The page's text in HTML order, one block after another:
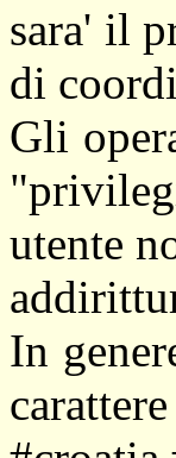
sara' il
di
Gli
utente
In